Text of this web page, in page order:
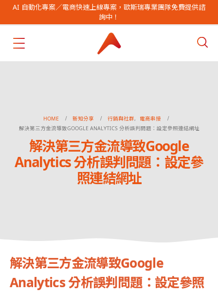
AI 自動化專案／電商快速上線專案，歐斯瑞專業團隊免費提供諮
詢中！
HOME 新知分享 行銷與社群,
電商串接
解決第三方金流導致GOOGLE ANALYTICS 分析誤判問題：設定參照連結網址
解決第三方金流導致Google
Analytics 分析誤判問題：設定參
照連結網址
解決第三方金流導致Google
Analytics 分析誤判問題：設定參照